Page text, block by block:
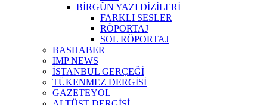
BİRGÜN YAZI DİZİLERİ
FARKLI SESLER
RÖPORTAJ
SOL RÖPORTAJ
BASHABER
IMP NEWS
İSTANBUL GERÇEĞİ
TÜKENMEZ DERGİSİ
GAZETEYOL